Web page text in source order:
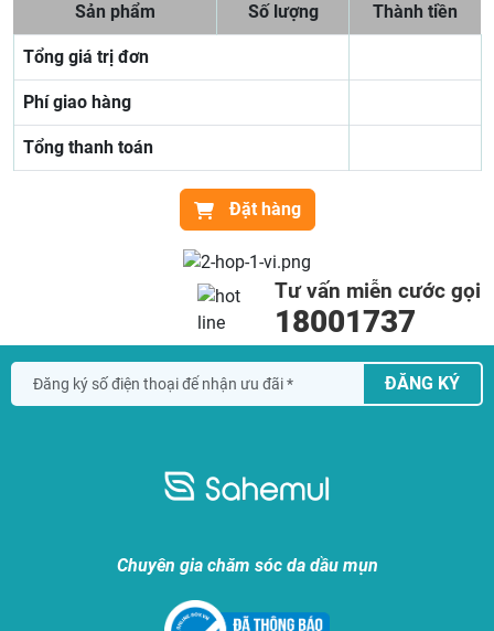
Sản phẩm Số lượng Thành tiền
Tổng giá trị đơn
Phí giao hàng
Tổng thanh toán
Đặt hàng
Tư vấn miễn cước gọi
18001737
ĐĂNG KÝ
Chuyên gia chăm sóc da dầu mụn